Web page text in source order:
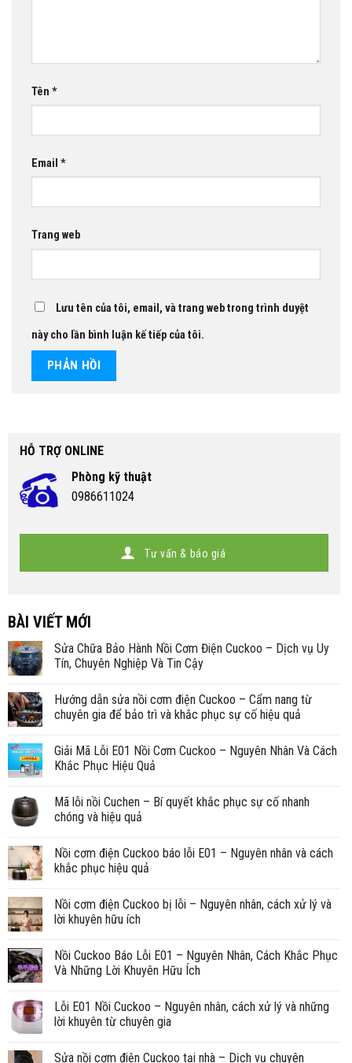
Tên *
Email *
Trang web
Lưu tên của tôi, email, và trang web trong trình duyệt
này cho lần bình luận kế tiếp của tôi.
HỖ TRỢ ONLINE
Phòng kỹ thuật
0986611024
Tư vấn & báo giá
BÀI VIẾT MỚI
Sửa Chữa Bảo Hành Nồi Cơm Điện Cuckoo – Dịch vụ Uy
Tín, Chuyên Nghiệp Và Tin Cậy
Hướng dẫn sửa nồi cơm điện Cuckoo – Cẩm nang từ
chuyên gia để bảo trì và khắc phục sự cố hiệu quả
Giải Mã Lỗi E01 Nồi Cơm Cuckoo – Nguyên Nhân Và Cách
Khắc Phục Hiệu Quả
Mã lỗi nồi Cuchen – Bí quyết khắc phục sự cố nhanh
chóng và hiệu quả
Nồi cơm điện Cuckoo báo lỗi E01 – Nguyên nhân và cách
khắc phục hiệu quả
Nồi cơm điện Cuckoo bị lỗi – Nguyên nhân, cách xử lý và
lời khuyên hữu ích
Nồi Cuckoo Báo Lỗi E01 – Nguyên Nhân, Cách Khắc Phục
Và Những Lời Khuyên Hữu Ích
Lỗi E01 Nồi Cuckoo – Nguyên nhân, cách xử lý và những
lời khuyên từ chuyên gia
Sửa nồi cơm điện Cuckoo tại nhà – Dịch vụ chuyên